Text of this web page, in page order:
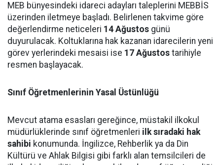
MEB bünyesindeki idareci adayları taleplerini MEBBİS
üzerinden iletmeye başladı. Belirlenen takvime göre
değerlendirme neticeleri 14 Ağustos günü
duyurulacak. Koltuklarına hak kazanan idarecilerin yeni
görev yerlerindeki mesaisi ise 17 Ağustos tarihiyle
resmen başlayacak.
Sınıf Öğretmenlerinin Yasal Üstünlüğü
Mevcut atama esasları gereğince, müstakil ilkokul
müdürlüklerinde sınıf öğretmenleri ilk sıradaki hak
sahibi konumunda. İngilizce, Rehberlik ya da Din
Kültürü ve Ahlak Bilgisi gibi farklı alan temsilcileri de